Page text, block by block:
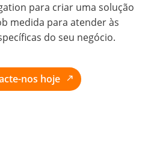
para criar uma solução
medida para atender às
do seu negócio.
nos hoje